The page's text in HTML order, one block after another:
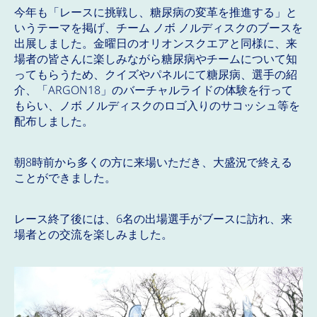
今年も「レースに挑戦し、糖尿病の変革を推進する」と
いうテーマを掲げ、チーム ノボ ノルディスクのブースを
出展しました。金曜日のオリオンスクエアと同様に、来
場者の皆さんに楽しみながら糖尿病やチームについて知
ってもらうため、クイズやパネルにて糖尿病、選手の紹
介、「ARGON18」のバーチャルライドの体験を行って
もらい、ノボ ノルディスクのロゴ入りのサコッシュ等を
配布しました。
朝8時前から多くの方に来場いただき、大盛況で終える
ことができました。
レース終了後には、6名の出場選手がブースに訪れ、来
場者との交流を楽しみました。